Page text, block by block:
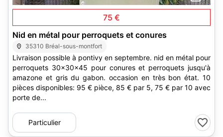
75 €
Nid en métal pour perroquets et conures
35310 Bréal-sous-montfort
Livraison possible à pontivy en septembre. nid en métal pour
perroquets 30x30x45 pour conures et perroquets jusqu'à
amazone et gris du gabon. occasion en très bon état. 10
pièces disponibles: 95 € pièce, 85 € par 5, 75 € par 10 avec
porte de...
Particulier